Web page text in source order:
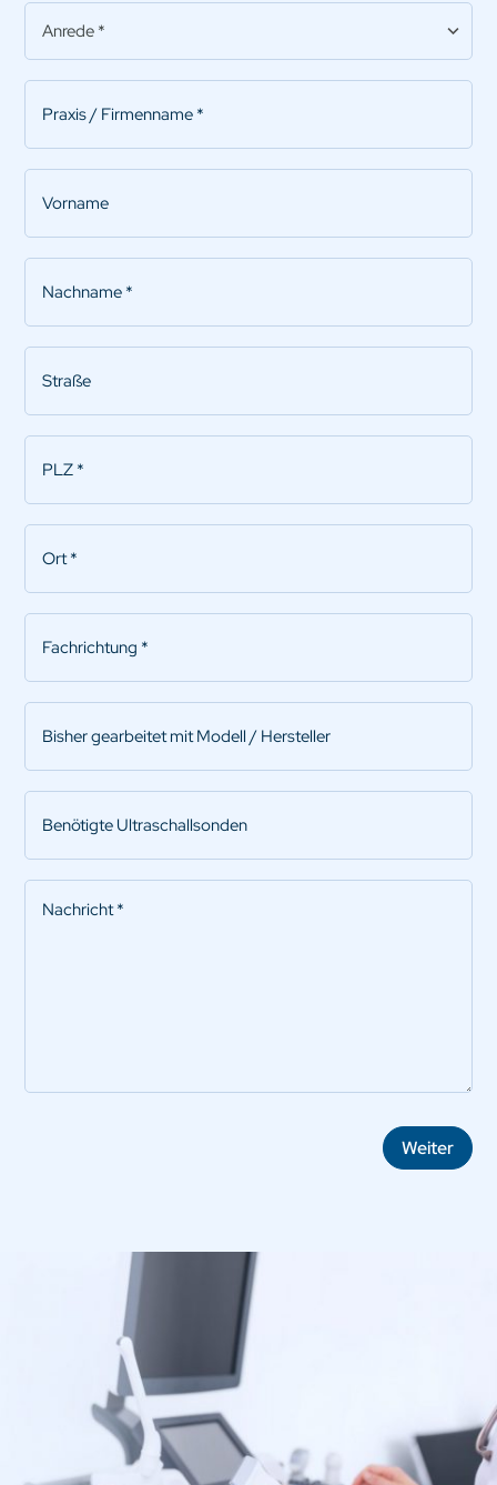
Anrede
Praxis/Firmenname
Vorname
Nachname
Straße
PLZ
Ort
Fachrichtung
Bisher
gearbeitet
mit
Modell
Hersteller
Benötigte
Ultraschallsonden
Nachricht
Weiter